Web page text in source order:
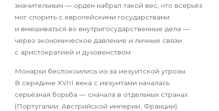
значительным — орден набрал такой вес, что всерьёз
мог спорить с европейскими государствами
и вмешиваться во внутригосударственные дела —
через экономическое давление и личные связи
с аристократией и духовенством.
Монархи беспокоились из-за иезуитской угрозы.
В середине XVIII века с иезуитами началась
серьёзная борьба — сначала в отдельных странах
(Португалии, Австрийской империи, Франции).